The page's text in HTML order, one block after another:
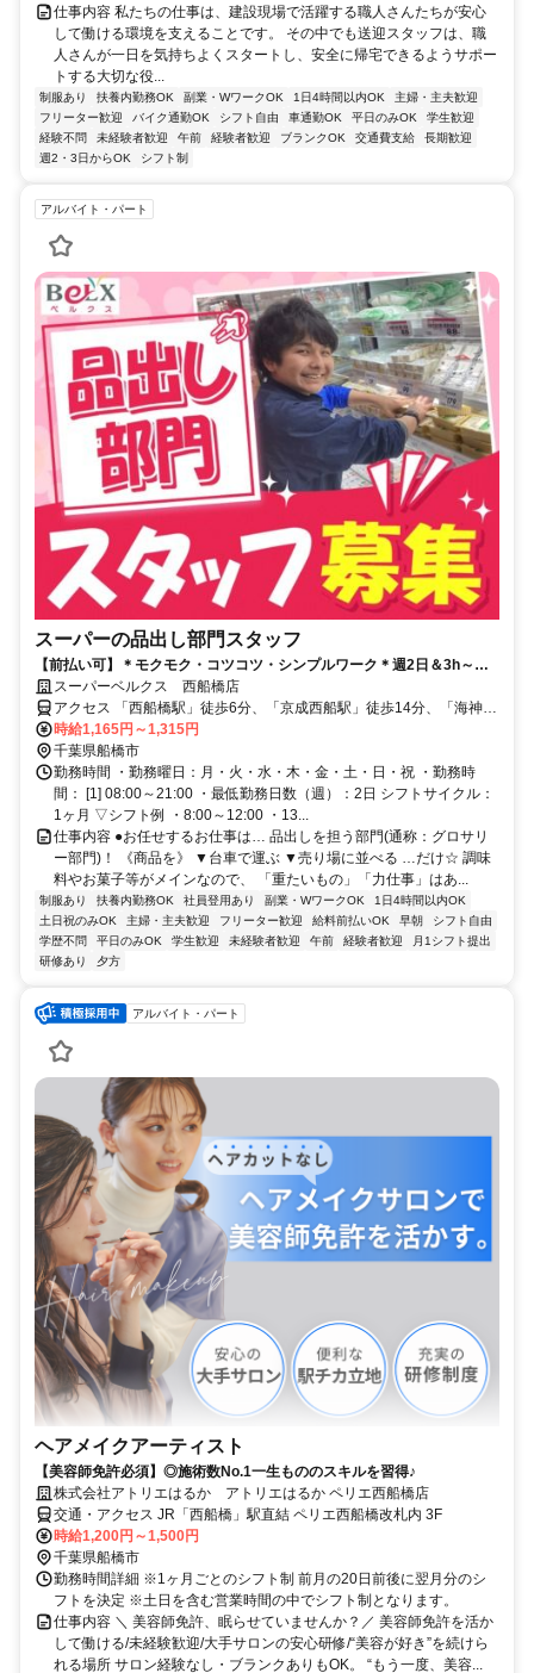
仕事内容 私たちの仕事は、建設現場で活躍する職人さんたちが安心
して働ける環境を支えることです。 その中でも送迎スタッフは、職
人さんが一日を気持ちよくスタートし、安全に帰宅できるようサポー
トする大切な役...
制服あり 扶養内勤務OK 副業・WワークOK 1日4時間以内OK
主婦・主夫歓迎
フリーター歓迎
バイク通勤OK シフト自由 車通勤OK 平日のみOK
学生歓迎
経験不問
未経験者歓迎 午前 経験者歓迎 ブランクOK 交通費支給
長期歓迎
週2・3日からOK
シフト制
アルバイト・パート
スーパーの品出し部門スタッフ
【前払い可】＊モクモク・コツコツ・シンプルワーク＊週2日＆3h～シ
フト相談OK！扶養内でも働けます♪
スーパーベルクス 西船橋店
アクセス 「西船橋駅」徒歩6分、「京成西船駅」徒歩14分、「海神
駅」徒歩19分★自転車通勤OK
時給1,165円～1,315円
千葉県船橋市
勤務時間 ・勤務曜日：月・火・水・木・金・土・日・祝 ・勤務時
間： [1] 08:00～21:00 ・最低勤務日数（週）：2日 シフトサイクル：
1ヶ月 ▽シフト例 ・8:00～12:00 ・13...
仕事内容 ●お任せするお仕事は… 品出しを担う部門(通称：グロサリ
ー部門)！ 《商品を》 ▼台車で運ぶ ▼売り場に並べる …だけ☆ 調味
料やお菓子等がメインなので、 「重たいもの」「力仕事」はあ...
制服あり 扶養内勤務OK 社員登用あり 副業・WワークOK
1日4時間以内OK
土日祝のみOK
主婦・主夫歓迎 フリーター歓迎 給料前払いOK 早朝
シフト自由
学歴不問
平日のみOK 学生歓迎 未経験者歓迎 午前 経験者歓迎
月1シフト提出
研修あり
夕方
アルバイト・パート
ヘアメイクアーティスト
【美容師免許必須】◎施術数No.1一生もののスキルを習得♪
株式会社アトリエはるか アトリエはるか ペリエ西船橋店
交通・アクセス JR「西船橋」駅直結 ペリエ西船橋改札内 3F
時給1,200円～1,500円
千葉県船橋市
勤務時間詳細 ※1ヶ月ごとのシフト制 前月の20日前後に翌月分のシ
フトを決定 ※土日を含む営業時間の中でシフト制となります。
仕事内容 ＼ 美容師免許、眠らせていませんか？／ 美容師免許を活か
して働ける/未経験歓迎/大手サロンの安心研修/“美容が好き”を続けら
れる場所 サロン経験なし・ブランクありもOK。 “もう一度、美容...